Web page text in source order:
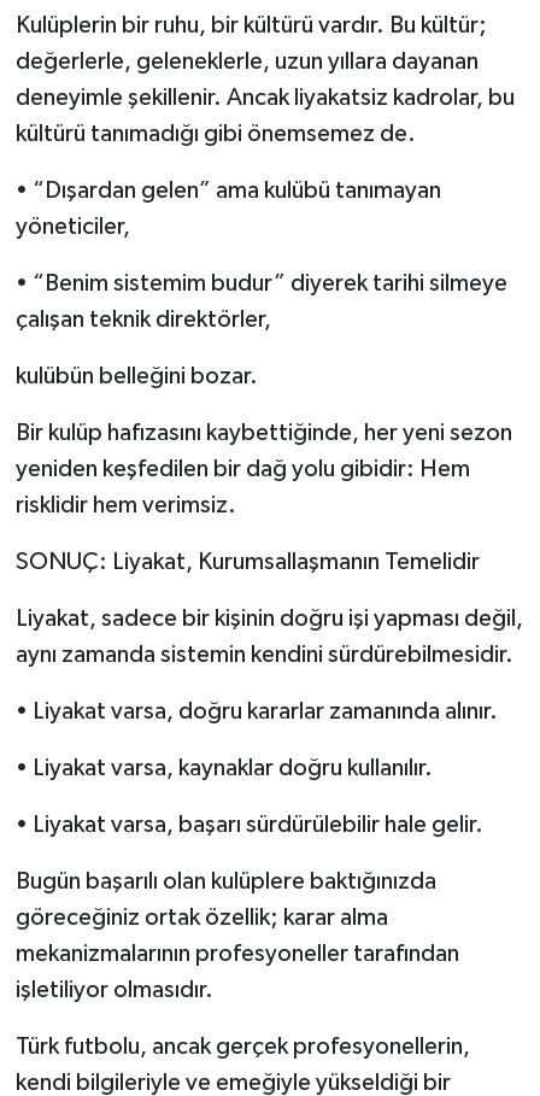
Kulüplerin bir ruhu, bir kültürü vardır. Bu kültür;
değerlerle, geleneklerle, uzun yıllara dayanan
deneyimle şekillenir. Ancak liyakatsiz kadrolar, bu
kültürü tanımadığı gibi önemsemez de.
• “Dışardan gelen” ama kulübü tanımayan
yöneticiler,
• “Benim sistemim budur” diyerek tarihi silmeye
çalışan teknik direktörler,
kulübün belleğini bozar.
Bir kulüp hafızasını kaybettiğinde, her yeni sezon
yeniden keşfedilen bir dağ yolu gibidir: Hem
risklidir hem verimsiz.
SONUÇ: Liyakat, Kurumsallaşmanın Temelidir
Liyakat, sadece bir kişinin doğru işi yapması değil,
aynı zamanda sistemin kendini sürdürebilmesidir.
• Liyakat varsa, doğru kararlar zamanında alınır.
• Liyakat varsa, kaynaklar doğru kullanılır.
• Liyakat varsa, başarı sürdürülebilir hale gelir.
Bugün başarılı olan kulüplere baktığınızda
göreceğiniz ortak özellik; karar alma
mekanizmalarının profesyoneller tarafından
işletiliyor olmasıdır.
Türk futbolu, ancak gerçek profesyonellerin,
kendi bilgileriyle ve emeğiyle yükseldiği bir